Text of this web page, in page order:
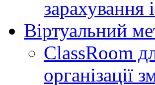
зарахування
Віртуальний
ClassRoom
організації